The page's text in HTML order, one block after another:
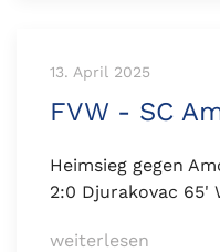
13. April 2025
FVW - SC
Heimsieg gegen
2:0 Djurakovac 65'
weiterlesen